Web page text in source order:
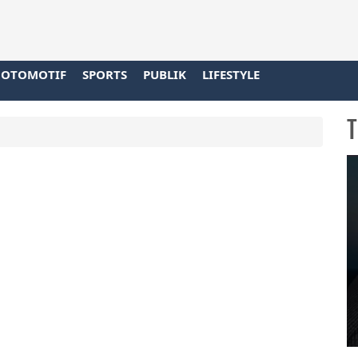
OTOMOTIF SPORTS PUBLIK LIFESTYLE